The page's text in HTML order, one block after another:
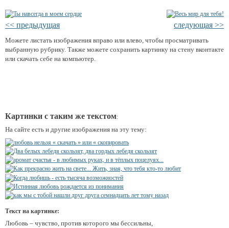
<< предыдущая следующая >>
Можете листать изображения вправо или влево, чтобы просматривать
выбранную рубрику. Также можете сохранить картинку на стену вконтакте
или скачать себе на компьютер.
Картинки с таким же текстом:
На сайте есть и другие изображения на эту тему:
Текст на картинке:
Любовь – чувство, против которого мы бессильны,